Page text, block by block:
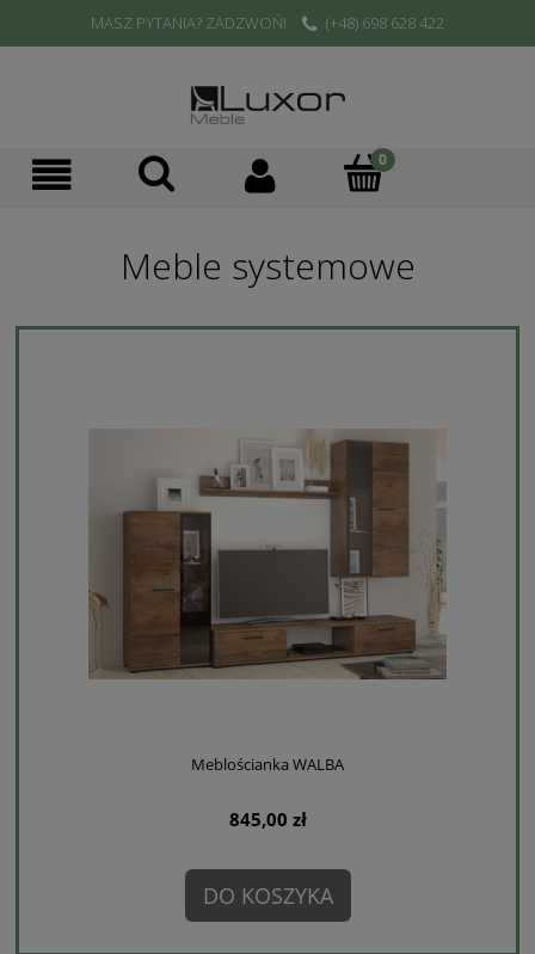
MASZ PYTANIA? ZADZWOŃ! (+48) 698 628 422
Meble systemowe
Meblościanka WALBA
845,00 zł
DO KOSZYKA